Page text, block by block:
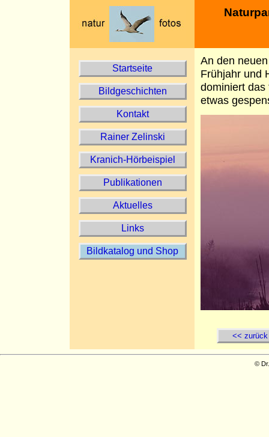
Startseite
Bildgeschichten
Kontakt
Rainer Zelinski
Kranich-Hörbeispiel
Publikationen
Aktuelles
Links
Bildkatalog und Shop
An den
Frühjahr und
dominiert das
etwas
<< zurück
©